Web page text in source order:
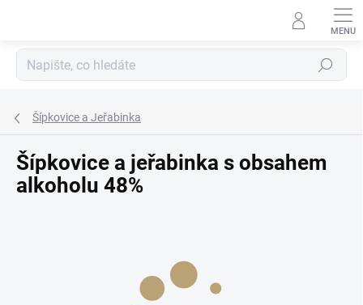
Hledat
Šípkovice a Jeřabinka
Šípkovice a jeřabinka s obsahem
alkoholu 48%